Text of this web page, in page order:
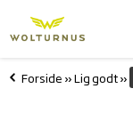
Forside »Lig godt»